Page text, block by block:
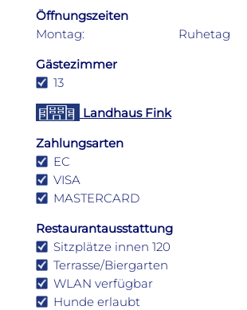
Öffnungszeiten
Montag:
Ruhetag
Gästezimmer
13
Landhaus Fink
Zahlungsarten
EC
VISA
MASTERCARD
Restaurantausstattung
Sitzplätze innen 120
Terrasse/Biergarten
WLAN verfügbar
Hunde erlaubt